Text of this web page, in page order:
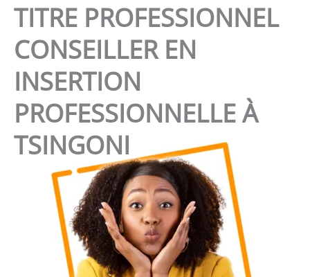
TITRE PROFESSIONNEL
CONSEILLER EN
INSERTION
PROFESSIONNELLE À
TSINGONI